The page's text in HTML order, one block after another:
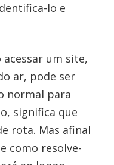
lo e
um site,
ar, pode ser
normal para
significa que
rota. Mas afinal
como resolve-